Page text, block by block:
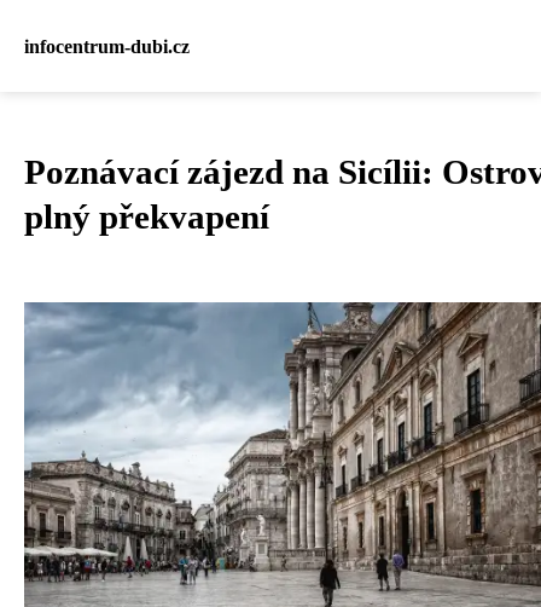
infocentrum-dubi.cz
Poznávací zájezd na Sicílii:
plný překvapení